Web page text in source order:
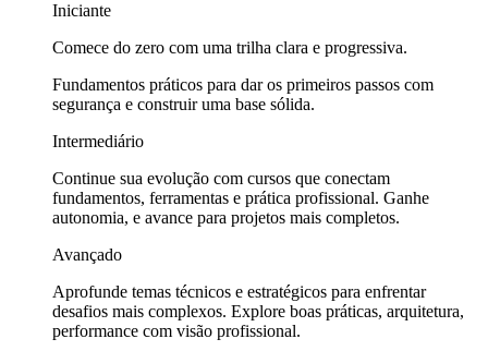
Iniciante
Comece do zero com uma trilha clara e progressiva.
Fundamentos práticos para dar os primeiros passos com
segurança e construir uma base sólida.
Intermediário
Continue sua evolução com cursos que conectam
fundamentos, ferramentas e prática profissional. Ganhe
autonomia, e avance para projetos mais completos.
Avançado
Aprofunde temas técnicos e estratégicos para enfrentar
desafios mais complexos. Explore boas práticas, arquitetura,
performance com visão profissional.